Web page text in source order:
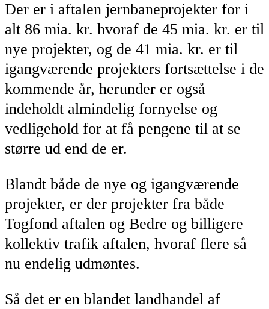
Der er i aftalen jernbaneprojekter for i
alt 86 mia. kr. hvoraf de 45 mia. kr. er til
nye projekter, og de 41 mia. kr. er til
igangværende projekters fortsættelse i de
kommende år, herunder er også
indeholdt almindelig fornyelse og
vedligehold for at få pengene til at se
større ud end de er.
Blandt både de nye og igangværende
projekter, er der projekter fra både
Togfond aftalen og Bedre og billigere
kollektiv trafik aftalen, hvoraf flere så
nu endelig udmøntes.
Så det er en blandet landhandel af